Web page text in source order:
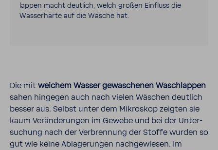
lappen macht deut­lich, welch großen Einfluss die
Wasser­härte auf die Wäsche hat.
Die mit weichem Wasser gewa­schenen Wasch­lappen
sahen hingegen auch nach vielen Wäschen deut­lich
besser aus. Selbst unter dem Mikro­skop zeigten sie
kaum Verän­de­rungen im Gewebe und bei der Unter­
su­chung nach der Verbren­nung der Stoffe wurden so
gut wie keine Abla­ge­rungen nach­ge­wiesen. Im